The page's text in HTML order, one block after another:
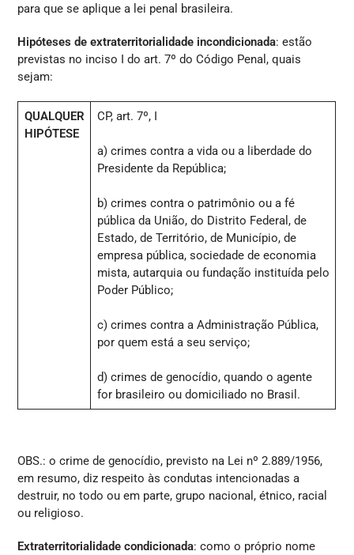
para que se aplique a lei penal brasileira.
Hipóteses de extraterritorialidade incondicionada: estão
previstas no inciso I do art. 7º do Código Penal, quais
sejam:
QUALQUER
HIPÓTESE
CP, art. 7º, I
a) crimes contra a vida ou a liberdade do
Presidente da República;
b) crimes contra o patrimônio ou a fé
pública da União, do Distrito Federal, de
Estado, de Território, de Município, de
empresa pública, sociedade de economia
mista, autarquia ou fundação instituída pelo
Poder Público;
c) crimes contra a Administração Pública,
por quem está a seu serviço;
d) crimes de genocídio, quando o agente
for brasileiro ou domiciliado no Brasil.
OBS.: o crime de genocídio, previsto na Lei nº 2.889/1956,
em resumo, diz respeito às condutas intencionadas a
destruir, no todo ou em parte, grupo nacional, étnico, racial
ou religioso.
Extraterritorialidade condicionada: como o próprio nome